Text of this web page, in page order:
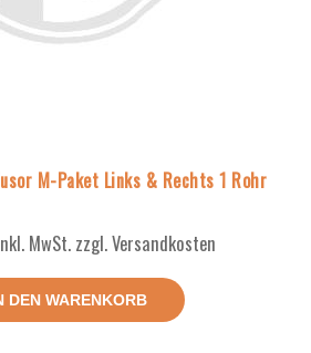
M-Paket Links & Rechts 1 Rohr
MwSt. zzgl. Versandkosten
DEN WARENKORB